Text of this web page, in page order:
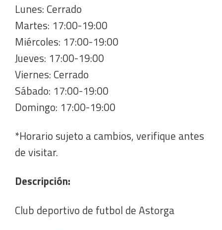
Lunes: Cerrado
Martes: 17:00-19:00
Miércoles: 17:00-19:00
Jueves: 17:00-19:00
Viernes: Cerrado
Sábado: 17:00-19:00
Domingo: 17:00-19:00
*Horario sujeto a cambios, verifique antes
de visitar.
Descripción:
Club deportivo de futbol de Astorga